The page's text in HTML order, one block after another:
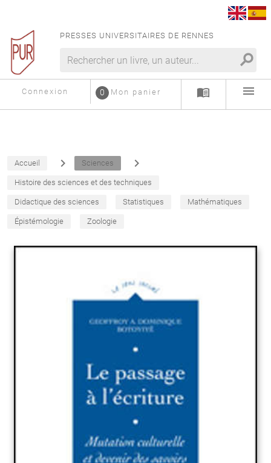
PRESSES UNIVERSITAIRES DE RENNES
search
Connexion Mon panier
0 menu_book menu
Accueil navigate_next Sciences navigate_next
Histoire des sciences et des techniques
Didactique des sciences Statistiques Mathématiques
Épistémologie Zoologie